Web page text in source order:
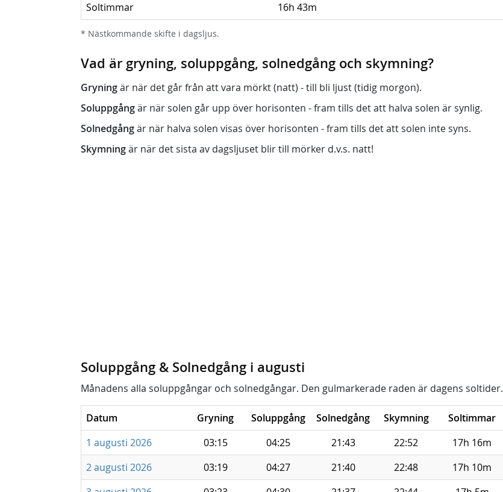
Soltimmar 16h 43m
* Nästkommande skifte i dagsljus.
Vad är gryning, soluppgång, solnedgång och skymning?
Gryningär när det går från att vara mörkt (natt) - till bli ljust (tidig morgon).
Soluppgångär när solen går upp över horisonten - fram tills det att halva solen är synlig.
Solnedgångär när halva solen visas över horisonten - fram tills det att solen inte syns.
Skymningär när det sista av dagsljuset blir till mörker d.v.s. natt!
Soluppgång & Solnedgång i augusti
Månadens alla soluppgångar och solnedgångar. Den gulmarkerade raden är dagens soltider.
Datum Gryning Soluppgång Solnedgång Skymning
Soltimmar
1 augusti 2026
03:15 04:25 21:43 22:52
17h 16m
2 augusti 2026
03:19 04:27 21:40 22:48
17h 10m